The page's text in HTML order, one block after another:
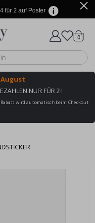
für 2 auf Poster
Wagen
0
August
NUR FÜR 2!
wird automatisch beim Checkout